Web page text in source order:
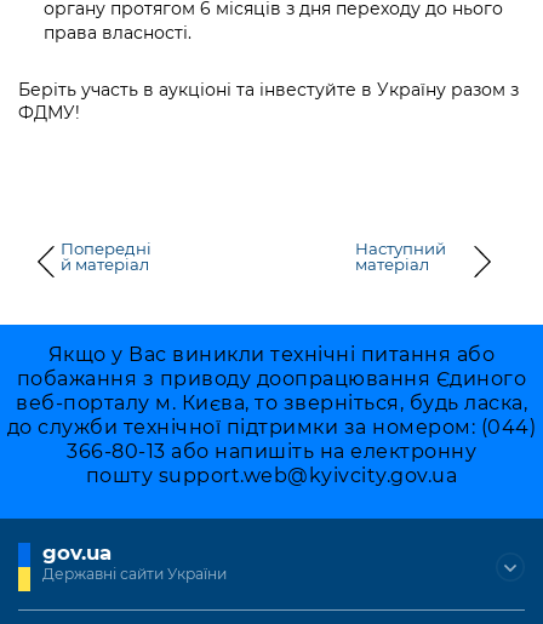
органу протягом 6 місяців з дня переходу до нього
права власності.
Беріть участь в аукціоні та інвестуйте в Україну разом з
ФДМУ!
Попередні
й матеріал
Наступний
матеріал
Якщо у Вас виникли технічні питання або
побажання з приводу доопрацювання Єдиного
веб-порталу м. Києва, то зверніться, будь ласка,
до служби технічної підтримки за номером: (044)
366-80-13 або напишіть на електронну
пошту support.web@kyivcity.gov.ua
gov.ua
Державні сайти України